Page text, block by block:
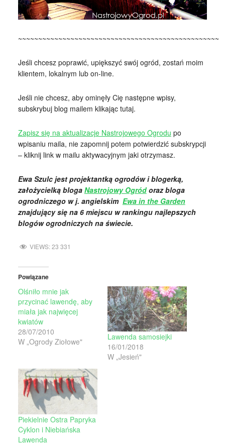
Jeśli chcesz poprawić, upiększyć swój ogród, zostań moim
klientem, lokalnym lub on-line.
Jeśli nie chcesz, aby ominęły Cię następne wpisy,
subskrybuj blog mailem klikając tutaj.
Zapisz się na aktualizacje Nastrojowego Ogrodu po
wpisaniu maila, nie zapomnij potem potwierdzić subskrypcji
– kliknij link w mailu aktywacyjnym jaki otrzymasz.
Ewa Szulc jest projektantką ogrodów i blogerką,
założycielką bloga Nastrojowy Ogródoraz bloga
ogrodniczego w j. angielskim Ewa in the Garden
znajdujący się na 6 miejscu w rankingu najlepszych
blogów ogrodniczych na świecie.
VIEWS:23 331
Powiązane
Olśniło mnie jak
przycinać lawendę, aby
miała jak najwięcej
kwiatów
28/07/2010
W „Ogrody Ziołowe"
Lawenda samosiejki
16/01/2018
W „Jesień"
Piekielnie Ostra Papryka
Cyklon i Niebiańska
Lawenda